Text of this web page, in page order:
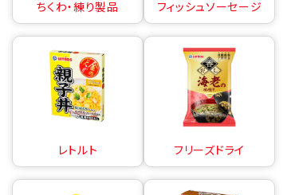
ちくわ・練り製品 フィッシュソーセージ
レトルト フリーズドライ